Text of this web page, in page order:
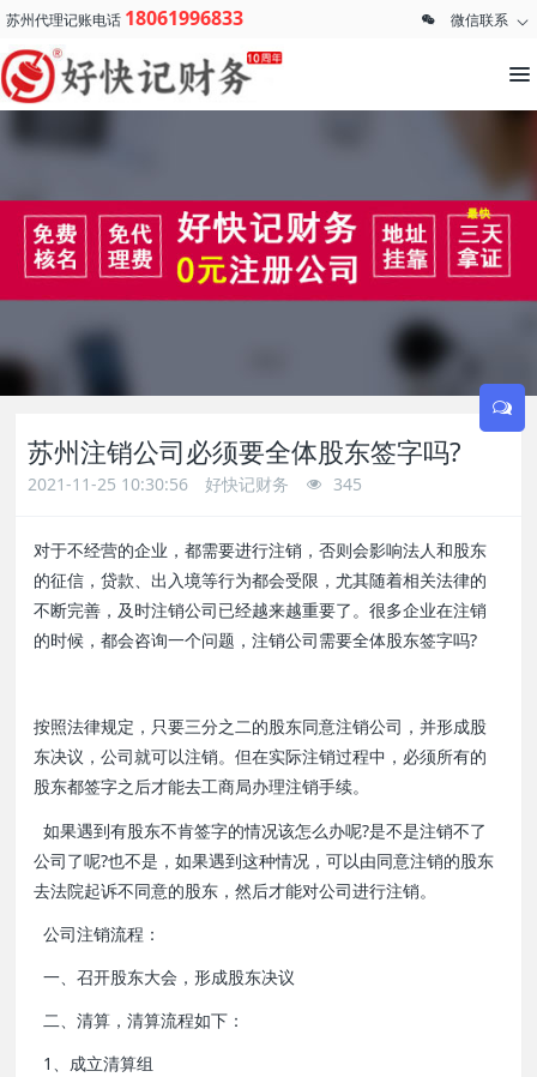
苏州代理记账电话 18061996833 微信联系
苏州注销公司必须要全体股东签字吗?
2021-11-25 10:30:56 好快记财务 345
对于不经营的企业，都需要进行注销，否则会影响法人和股东
的征信，贷款、出入境等行为都会受限，尤其随着相关法律的
不断完善，及时注销公司已经越来越重要了。很多企业在注销
的时候，都会咨询一个问题，注销公司需要全体股东签字吗?
按照法律规定，只要三分之二的股东同意注销公司，并形成股
东决议，公司就可以注销。但在实际注销过程中，必须所有的
股东都签字之后才能去工商局办理注销手续。
如果遇到有股东不肯签字的情况该怎么办呢?是不是注销不了
公司了呢?也不是，如果遇到这种情况，可以由同意注销的股东
去法院起诉不同意的股东，然后才能对公司进行注销。
公司注销流程：
一、召开股东大会，形成股东决议
二、清算，清算流程如下：
1、成立清算组